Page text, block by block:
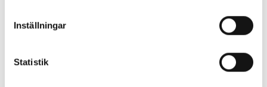
Inställningar
Statistik
WC-beslag för skjutdörr